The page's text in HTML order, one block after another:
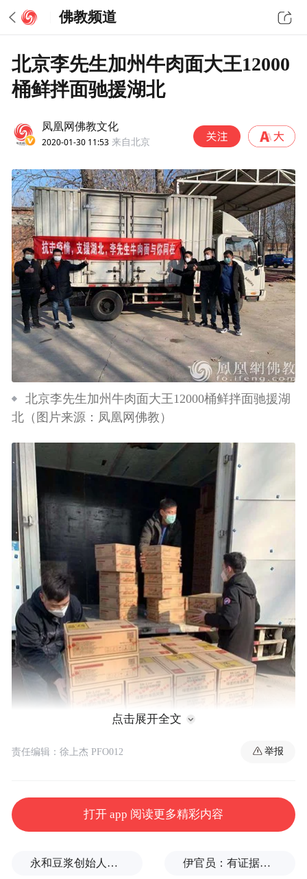
佛教频道
北京李先生加州牛肉面大王12000
桶鲜拌面驰援湖北
凤凰网佛教文化
2020-01-30 11:53 来自北京
北京李先生加州牛肉面大王12000桶鲜拌面驰援湖
北（图片来源：凤凰网佛教）
点击展开全文
责任编辑：徐上杰 PFO012 举报
打开 app 阅读更多精彩内容
永和豆浆创始人林炳生逝世，享年70岁 伊官员：有证据显示美军使用磷弹轰炸伊朗多地